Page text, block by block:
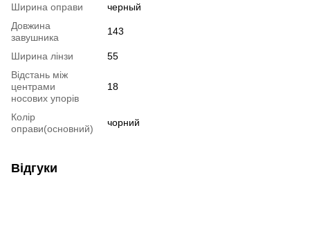
Ширина оправи
черный
Довжина
завушника
143
Ширина лінзи
55
Відстань між
центрами
носових упорів
18
Колір
оправи(основний)
чорний
Відгуки